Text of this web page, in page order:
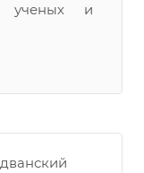
ученых и